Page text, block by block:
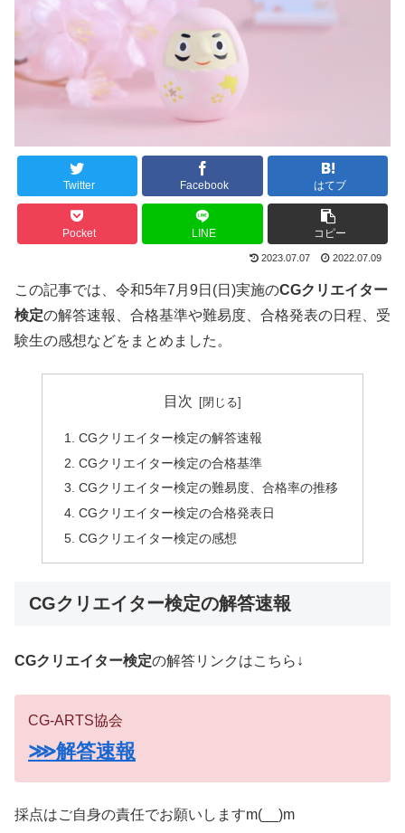
Twitter Facebook はてブ
Pocket LINE コピー
2023.07.07 2022.07.09
この記事では、令和5年7月9日(日)実施のCGクリエイター
検定の解答速報、合格基準や難易度、合格発表の日程、受
験生の感想などをまとめました。
目次
CGクリエイター検定の解答速報
CGクリエイター検定の合格基準
CGクリエイター検定の難易度、合格率の推移
CGクリエイター検定の合格発表日
CGクリエイター検定の感想
CGクリエイター検定の解答速報
CGクリエイター検定の解答リンクはこちら↓
CG-ARTS協会
⋙解答速報
採点はご自身の責任でお願いしますm(__)m